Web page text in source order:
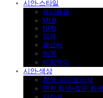
시안-스타일
유니폼큐
MLB
NPB
점퍼
풀오버
하계
바람막이
시안-색상
흰색~아이보리색
연한 회색~짙은 회색